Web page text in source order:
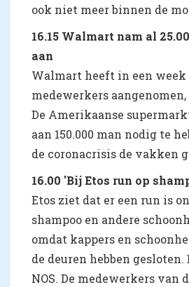
ook niet meer binnen de
16.15 Walmart nam al
aan
Walmart heeft in een week
medewerkers
De Amerikaanse
aan 150.000 man nodig te
de coronacrisis de vakken
16.00 'Bij Etos run op
Etos ziet dat er een run is
shampoo en andere
omdat kappers en
de deuren hebben gesloten.
NOS. De medewerkers van